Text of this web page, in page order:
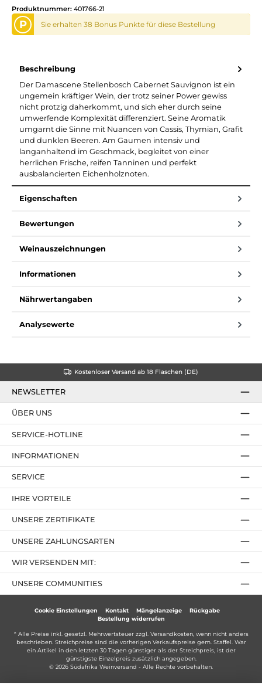
Produktnummer: 401766-21
P Sie erhalten 38 Bonus Punkte für diese Bestellung
Beschreibung
Der Damascene Stellenbosch Cabernet Sauvignon ist ein
ungemein kräftiger Wein, der trotz seiner Power gewiss
nicht protzig daherkommt, und sich eher durch seine
umwerfende Komplexität differenziert. Seine Aromatik
umgarnt die Sinne mit Nuancen von Cassis, Thymian, Grafit
und dunklen Beeren. Am Gaumen intensiv und
langanhaltend im Geschmack, begleitet von einer
herrlichen Frische, reifen Tanninen und perfekt
ausbalancierten Eichenholznoten.
Eigenschaften
Bewertungen
Weinauszeichnungen
Informationen
Nährwertangaben
Analysewerte
Kostenloser Versand ab 18 Flaschen (DE)
NEWSLETTER
SERVICE-HOTLINE
IHRE VORTEILE
UNSERE ZAHLUNGSARTEN
ÜBER UNS
UNSERE ZERTIFIKATE
INFORMATIONEN
SERVICE
UNSERE COMMUNITIES
WIR VERSENDEN MIT:
Cookie Einstellungen Kontakt Mängelanzeige
Rückgabe
Bestellung widerrufen
* Alle Preise inkl. gesetzl. Mehrwertsteuer zzgl. Versandkosten, wenn nicht anders
beschrieben. Streichpreise sind die vorherigen Verkaufspreise gem. Staffel. War
ein Artikel in den letzten 30 Tagen günstiger als der Streichpreis, ist der
günstigste Einzelpreis zusätzlich angegeben.
© 2026 Südafrika Weinversand - Alle Rechte vorbehalten.